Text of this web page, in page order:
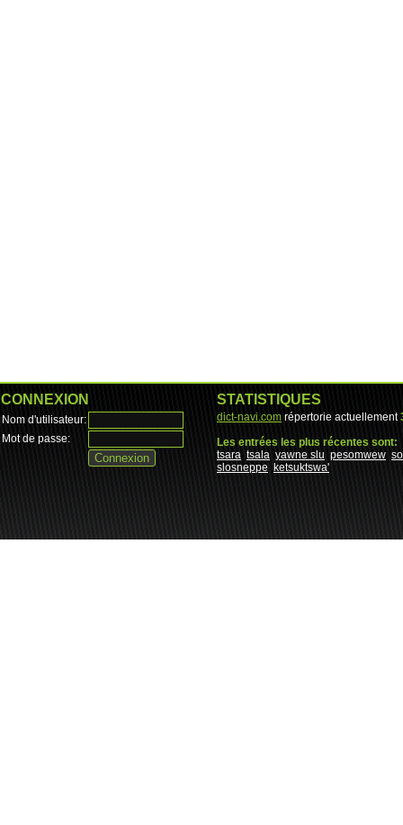
CONNEXION
Nom d'utilisateur:
Mot de passe:
STATISTIQUES
dict-navi.com répertorie actuellement
Les entrées les plus récentes sont:
tsara tsala yawne slu pesomwew
slosneppe
ketsuktswa'